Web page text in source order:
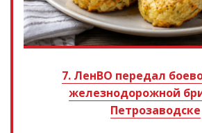
7. ЛенВО передал
железнодорожной
Петрозаводске